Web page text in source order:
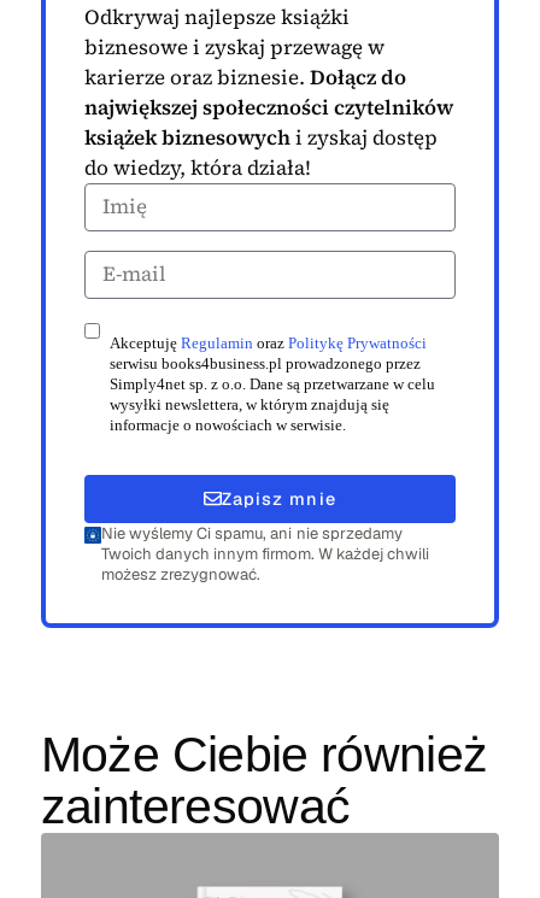
Odkrywaj najlepsze książki
biznesowe i zyskaj przewagę w
karierze oraz biznesie. Dołącz do
największej społeczności czytelników
książek biznesowychi zyskaj dostęp
do wiedzy, która działa!
Akceptuję Regulamin oraz Politykę Prywatności
serwisu books4business.pl prowadzonego przez
Simply4net sp. z o.o. Dane są przetwarzane w celu
wysyłki newslettera, w którym znajdują się
informacje o nowościach w serwisie.
Zapisz mnie
Nie wyślemy Ci spamu, ani nie sprzedamy
Twoich danych innym firmom. W każdej chwili
możesz zrezygnować.
Może Ciebie również
zainteresować